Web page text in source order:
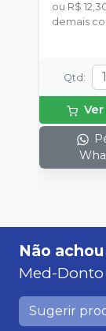
ou R$
demais
Qtd :
Não
Med-Donto
Sugerir